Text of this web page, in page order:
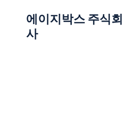
에이지박스 주식회
사